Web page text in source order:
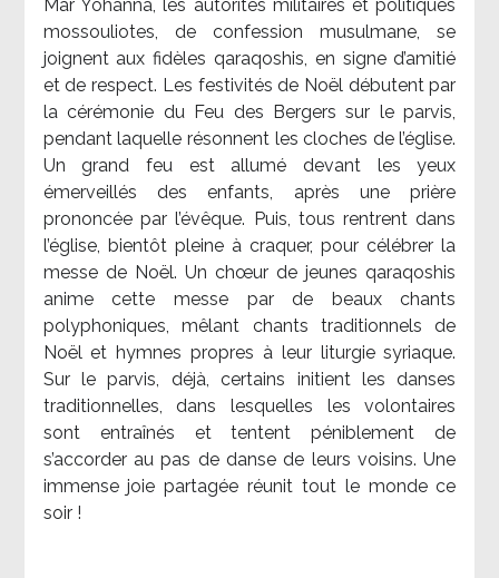
Mar Yohanna, les autorités militaires et politiques
mossouliotes, de confession musulmane, se
joignent aux fidèles qaraqoshis, en signe d’amitié
et de respect. Les festivités de Noël débutent par
la cérémonie du Feu des Bergers sur le parvis,
pendant laquelle résonnent les cloches de l’église.
Un grand feu est allumé devant les yeux
émerveillés des enfants, après une prière
prononcée par l’évêque. Puis, tous rentrent dans
l’église, bientôt pleine à craquer, pour célébrer la
messe de Noël. Un chœur de jeunes qaraqoshis
anime cette messe par de beaux chants
polyphoniques, mêlant chants traditionnels de
Noël et hymnes propres à leur liturgie syriaque.
Sur le parvis, déjà, certains initient les danses
traditionnelles, dans lesquelles les volontaires
sont entraînés et tentent péniblement de
s’accorder au pas de danse de leurs voisins. Une
immense joie partagée réunit tout le monde ce
soir !